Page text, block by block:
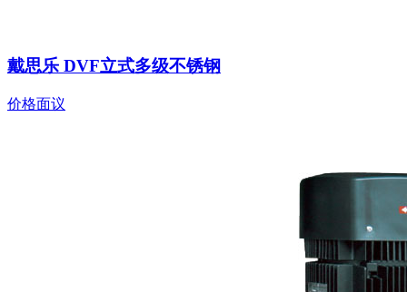
戴思乐 DVF立式多级不锈钢
价格面议